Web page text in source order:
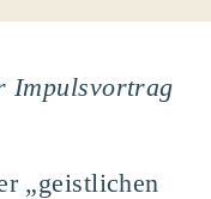
Impulsvortrag
„geistlichen